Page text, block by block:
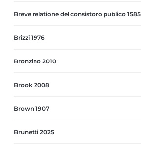
Breve relatione del consistoro publico 1585
Brizzi 1976
Bronzino 2010
Brook 2008
Brown 1907
Brunetti 2025